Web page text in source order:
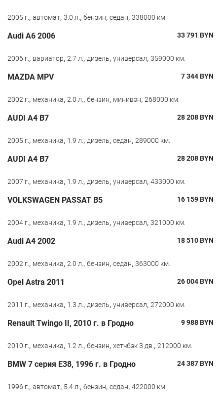
2005 г., автомат, 3.0 л., бензин, седан, 338000 км.
Audi A6 2006 33 791 BYN
2006 г., вариатор, 2.7 л., дизель, универсал, 359000 км.
MAZDA MPV 7 344BYN
2002 г., механика, 2.0 л., бензин, минивэн, 268000 км.
AUDI A4 B7 28 208BYN
2005 г., механика, 1.9 л., дизель, седан, 289000 км.
AUDI A4 B7 28 208BYN
2007 г., механика, 1.9 л., дизель, универсал, 433000 км.
VOLKSWAGEN PASSAT B5 16 159BYN
2004 г., механика, 1.9 л., дизель, универсал, 321000 км.
Audi A4 2002 18 510BYN
2002 г., механика, 2.0 л., бензин, седан, 363000 км.
Opel Astra 2011 26 004BYN
2011 г., механика, 1.3 л., дизель, универсал, 272000 км.
Renault Twingo II, 2010 г. в Гродно 9 988BYN
2010 г., механика, 1.2 л., бензин, хетчбэк 3 дв., 212000 км.
BMW 7 серия E38, 1996 г. в Гродно 24 387BYN
1996 г., автомат, 5.4 л., бензин, седан, 422000 км.